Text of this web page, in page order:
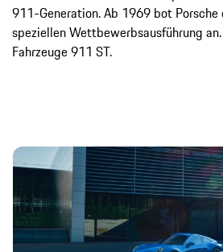
911-Generation. Ab 1969 bot Porsche
speziellen Wettbewerbsausführung
Fahrzeuge 911 ST.